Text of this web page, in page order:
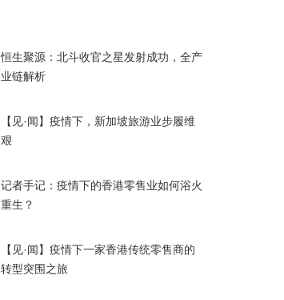
恒生聚源：北斗收官之星发射成功，全产
业链解析
【见·闻】疫情下，新加坡旅游业步履维
艰
记者手记：疫情下的香港零售业如何浴火
重生？
【见·闻】疫情下一家香港传统零售商的
转型突围之旅